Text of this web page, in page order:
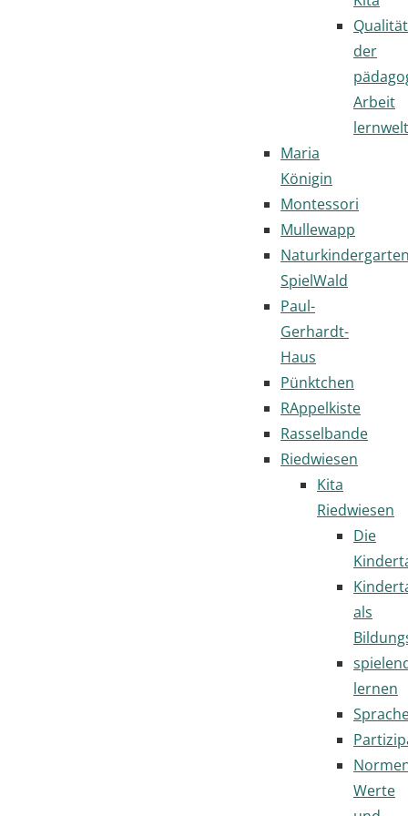
Qualität
der
Arbeit
lernwelt
Maria
Königin
Montessori
Mullewapp
SpielWald
Paul-
Gerhardt-
Haus
Pünktchen
RAppelkiste
Rasselbande
Riedwiesen
Kita
Riedwiesen
Die
als
lernen
Werte